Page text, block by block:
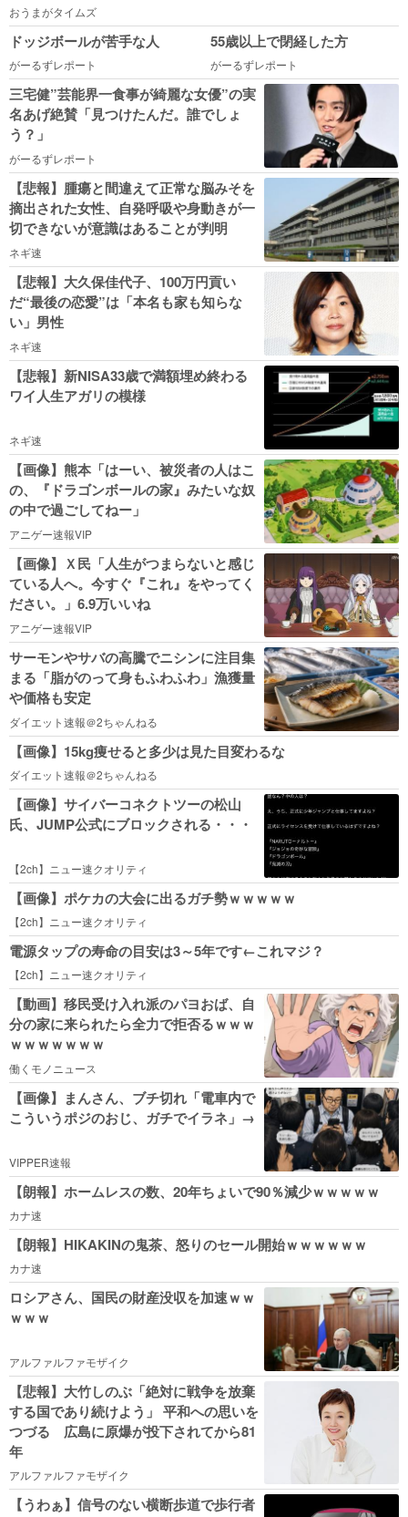
おうまがタイムズ
ドッジボールが苦手な人
がーるずレポート
55歳以上で閉経した方
がーるずレポート
三宅健”芸能界一食事が綺麗な女優”の実
名あげ絶賛「見つけたんだ。誰でしょ
う？」
がーるずレポート
【悲報】腫瘍と間違えて正常な脳みそを
摘出された女性、自発呼吸や身動きが一
切できないが意識はあることが判明
ネギ速
【悲報】大久保佳代子、100万円貢い
だ“最後の恋愛”は「本名も家も知らな
い」男性
ネギ速
【悲報】新NISA33歳で満額埋め終わる
ワイ人生アガリの模様
ネギ速
【画像】熊本「はーい、被災者の人はこ
の、『ドラゴンボールの家』みたいな奴
の中で過ごしてねー」
アニゲー速報VIP
【画像】Ｘ民「人生がつまらないと感じ
ている人へ。今すぐ『これ』をやってく
ださい。」6.9万いいね
アニゲー速報VIP
サーモンやサバの高騰でニシンに注目集
まる「脂がのって身もふわふわ」漁獲量
や価格も安定
ダイエット速報＠2ちゃんねる
【画像】15kg痩せると多少は見た目変わるな
ダイエット速報＠2ちゃんねる
【画像】サイバーコネクトツーの松山
氏、JUMP公式にブロックされる・・・
【2ch】ニュー速クオリティ
【画像】ポケカの大会に出るガチ勢ｗｗｗｗｗ
【2ch】ニュー速クオリティ
電源タップの寿命の目安は3～5年です←これマジ？
【2ch】ニュー速クオリティ
【動画】移民受け入れ派のパヨおば、自
分の家に来られたら全力で拒否るｗｗｗ
ｗｗｗｗｗｗｗ
働くモノニュース
【画像】まんさん、ブチ切れ「電車内で
こういうポジのおじ、ガチでイラネ」→
VIPPER速報
【朗報】ホームレスの数、20年ちょいで90％減少ｗｗｗｗｗ
カナ速
【朗報】HIKAKINの鬼茶、怒りのセール開始ｗｗｗｗｗｗ
カナ速
ロシアさん、国民の財産没収を加速ｗｗ
ｗｗｗ
アルファルファモザイク
【悲報】大竹しのぶ「絶対に戦争を放棄
する国であり続けよう」 平和への思いを
つづる 広島に原爆が投下されてから81
年
アルファルファモザイク
【うわぁ】信号のない横断歩道で歩行者